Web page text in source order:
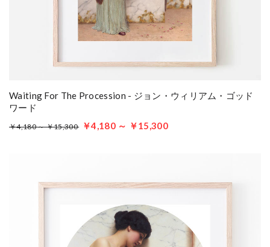
Waiting For The Procession - ジョン・ウィリアム・ゴッド
ワード
￥4,180 ～ ￥15,300 ￥4,180 ～ ￥15,300